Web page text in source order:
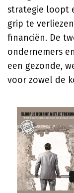
strategie loopt
grip te
financiën. De
ondernemers
een gezonde,
voor zowel de